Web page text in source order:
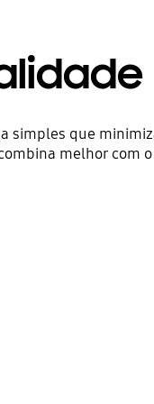
simples que
melhor com